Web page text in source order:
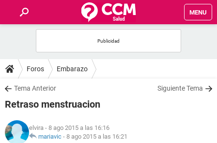
MENU
FOROS
SALUD
NUTRICIÓN
Foros Embarazo
Tema Anterior Siguiente Tema
Retraso menstruacion
elvira - 8 ago 2015 a las 16:16
mariavic - 8 ago 2015 a las 16:21